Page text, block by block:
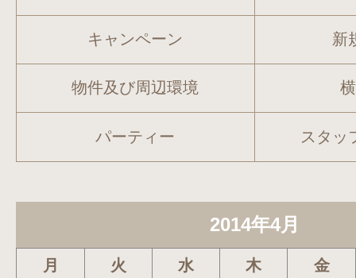
キャンペーン 新
物件及び周辺環境
パーティー スタッ
2014年4月
月 火 水 木 金